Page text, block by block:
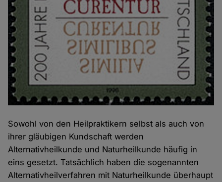
Sowohl von den Heilpraktikern selbst als auch von
ihrer gläubigen Kundschaft werden
Alternativheilkunde und Naturheilkunde häufig in
eins gesetzt. Tatsächlich haben die sogenannten
Alternativheilverfahren mit Naturheilkunde überhaupt